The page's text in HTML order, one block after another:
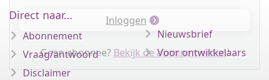
Inloggen
Geen abonnee? Bekijk de abonnementen!
Direct naar...
Abonnement
Vraag/antwoord
Disclaimer
Nieuwsbrief
Voor ontwikkelaars